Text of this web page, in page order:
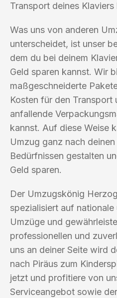
Transport deines Klaviers
Was uns von anderen
unterscheidet, ist unser
dem du bei deinem
Geld sparen kannst. Wir
maßgeschneiderte
Kosten für den Transport
anfallende
kannst. Auf diese Weise
Umzug ganz nach
Bedürfnissen gestalten
Geld sparen.
Der Umzugskönig
spezialisiert auf
Umzüge und
professionellen und
uns an deiner Seite wird
nach Piräus zum
jetzt und profitiere von
Serviceangebot sowie